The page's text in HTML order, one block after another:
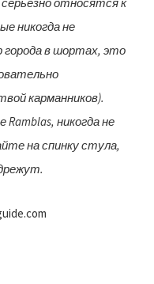
никогда не
в шортах, это
карманников).
никогда не
на спинку стула,